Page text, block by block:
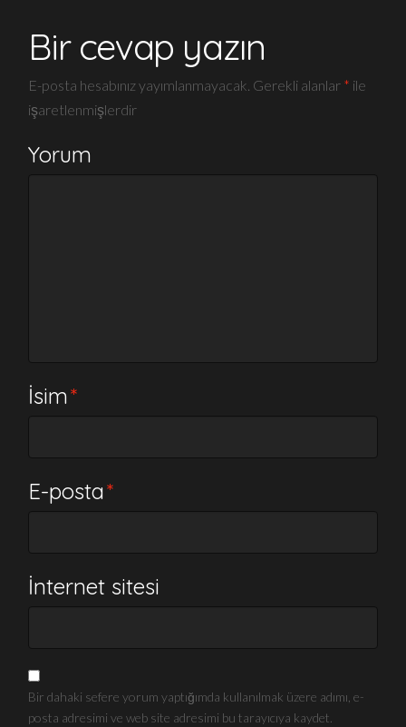
Bir cevap yazın
E-posta hesabınız yayımlanmayacak. Gerekli alanlar * ile
işaretlenmişlerdir
Yorum
İsim*
E-posta*
İnternet sitesi
Bir dahaki sefere yorum yaptığımda kullanılmak üzere adımı, e-
posta adresimi ve web site adresimi bu tarayıcıya kaydet.